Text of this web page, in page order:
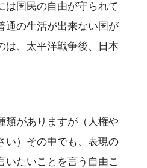
は国民の自由が守られて
通の生活が出来ない国が
は、太平洋戦争後、日本
類がありますが（人権や
い）その中でも、表現の
いたいことを言う自由こ